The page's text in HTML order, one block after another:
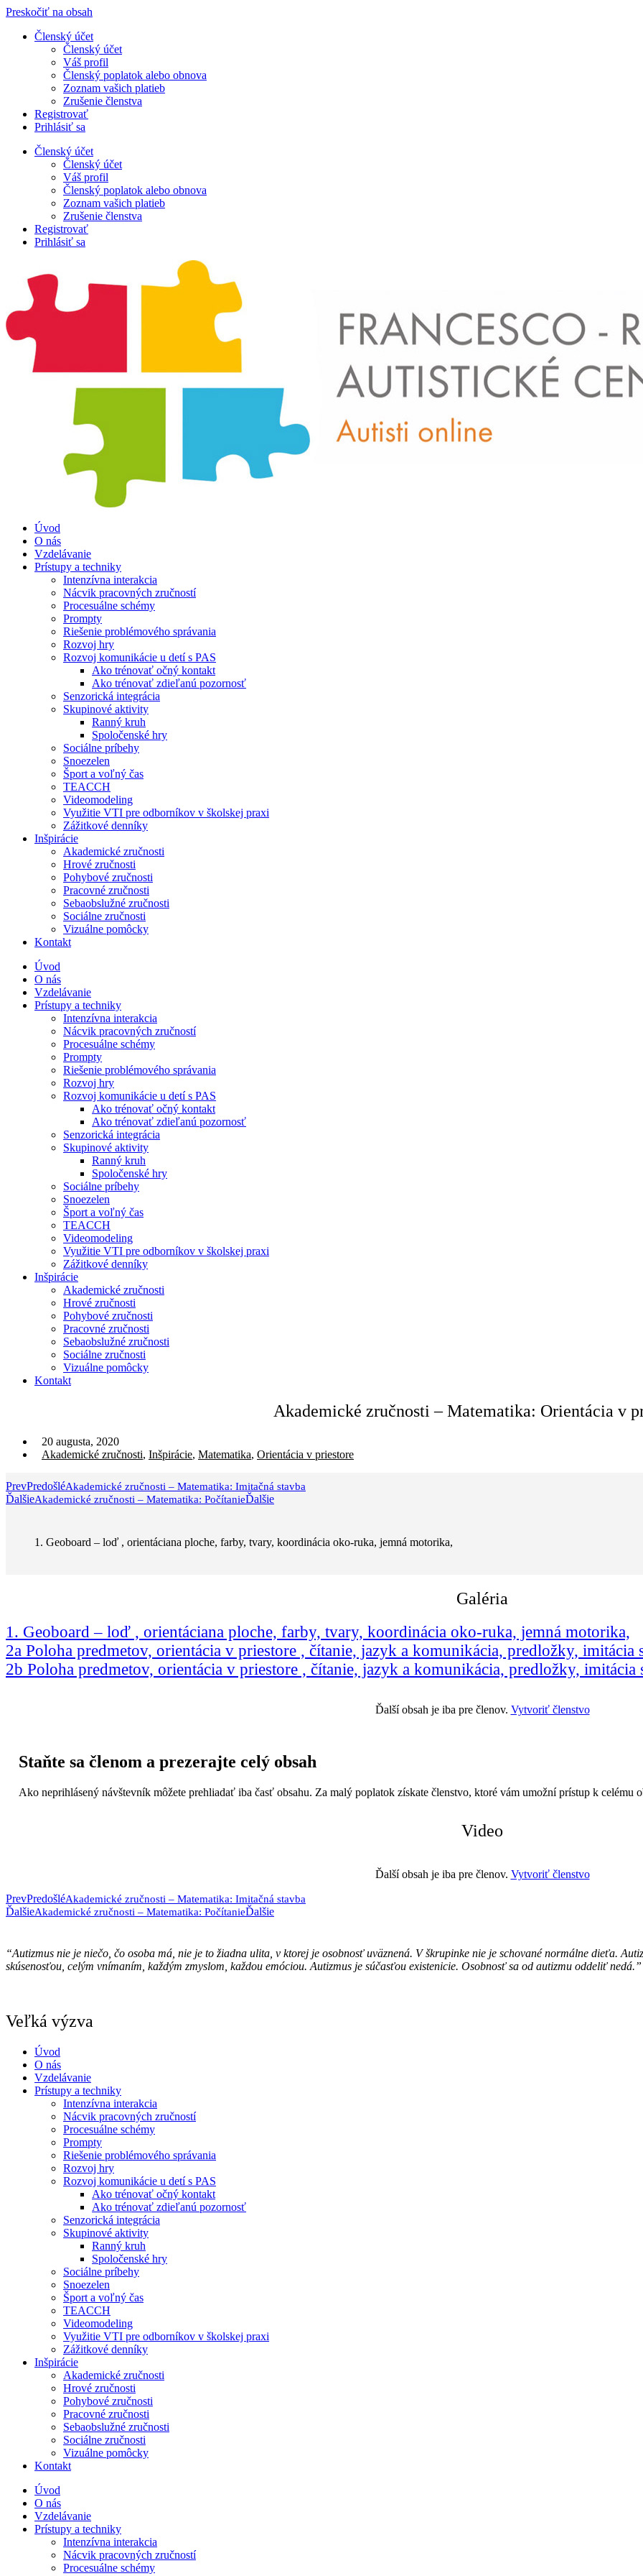
Preskočiť na obsah
Členský účet
Členský účet
Váš profil
Členský poplatok alebo obnova
Zoznam vašich platieb
Zrušenie členstva
Registrovať
Prihlásiť sa
Členský účet
Členský účet
Váš profil
Členský poplatok alebo obnova
Zoznam vašich platieb
Zrušenie členstva
Registrovať
Prihlásiť sa
Úvod
O nás
Vzdelávanie
Prístupy a techniky
Intenzívna interakcia
Nácvik pracovných zručností
Procesuálne schémy
Prompty
Riešenie problémového správania
Rozvoj hry
Rozvoj komunikácie u detí s PAS
Ako trénovať očný kontakt
Ako trénovať zdieľanú pozornosť
Senzorická integrácia
Skupinové aktivity
Ranný kruh
Spoločenské hry
Sociálne príbehy
Snoezelen
Šport a voľný čas
TEACCH
Videomodeling
Využitie VTI pre odborníkov v školskej praxi
Zážitkové denníky
Inšpirácie
Akademické zručnosti
Hrové zručnosti
Pohybové zručnosti
Pracovné zručnosti
Sebaobslužné zručnosti
Sociálne zručnosti
Vizuálne pomôcky
Kontakt
Úvod
O nás
Vzdelávanie
Prístupy a techniky
Intenzívna interakcia
Nácvik pracovných zručností
Procesuálne schémy
Prompty
Riešenie problémového správania
Rozvoj hry
Rozvoj komunikácie u detí s PAS
Ako trénovať očný kontakt
Ako trénovať zdieľanú pozornosť
Senzorická integrácia
Skupinové aktivity
Ranný kruh
Spoločenské hry
Sociálne príbehy
Snoezelen
Šport a voľný čas
TEACCH
Videomodeling
Využitie VTI pre odborníkov v školskej praxi
Zážitkové denníky
Inšpirácie
Akademické zručnosti
Hrové zručnosti
Pohybové zručnosti
Pracovné zručnosti
Sebaobslužné zručnosti
Sociálne zručnosti
Vizuálne pomôcky
Kontakt
Akademické zručnosti – Matematika: Orientácia v
20 augusta, 2020
Akademické zručnosti, Inšpirácie, Matematika, Orientácia v priestore
PrevPredošléAkademické zručnosti – Matematika: Imitačná stavba
ĎalšieAkademické zručnosti – Matematika: PočítanieĎalšie
1. Geoboard – loď , orientáciana ploche, farby, tvary, koordinácia oko-ruka, jemná motorika,
Galéria
1. Geoboard – loď , orientáciana ploche, farby, tvary, koordinácia oko-ruka, jemná motorika,
2a Poloha predmetov, orientácia v priestore , čítanie, jazyk a komunikácia, predložky, imitácia
2b Poloha predmetov, orientácia v priestore , čítanie, jazyk a komunikácia, predložky, imitácia
Ďalší obsah je iba pre členov. Vytvoriť členstvo
Staňte sa členom a prezerajte celý obsah
Ako neprihlásený návštevník môžete prehliadať iba časť obsahu. Za malý poplatok získate členstvo, ktoré vám umožní prístup k celému
Video
Ďalší obsah je iba pre členov. Vytvoriť členstvo
PrevPredošléAkademické zručnosti – Matematika: Imitačná stavba
ĎalšieAkademické zručnosti – Matematika: PočítanieĎalšie
“Autizmus nie je niečo, čo osoba má, nie je to žiadna ulita, v ktorej je osobnosť uväznená. V škrupinke nie je schované normálne dieťa.
skúsenosťou, celým vnímaním, každým zmyslom, každou emóciou. Autizmus je súčasťou existenicie. Osobnosť sa od autizmu oddeliť nedá.”
Veľká výzva
Úvod
O nás
Vzdelávanie
Prístupy a techniky
Intenzívna interakcia
Nácvik pracovných zručností
Procesuálne schémy
Prompty
Riešenie problémového správania
Rozvoj hry
Rozvoj komunikácie u detí s PAS
Ako trénovať očný kontakt
Ako trénovať zdieľanú pozornosť
Senzorická integrácia
Skupinové aktivity
Ranný kruh
Spoločenské hry
Sociálne príbehy
Snoezelen
Šport a voľný čas
TEACCH
Videomodeling
Využitie VTI pre odborníkov v školskej praxi
Zážitkové denníky
Inšpirácie
Akademické zručnosti
Hrové zručnosti
Pohybové zručnosti
Pracovné zručnosti
Sebaobslužné zručnosti
Sociálne zručnosti
Vizuálne pomôcky
Kontakt
Úvod
O nás
Vzdelávanie
Prístupy a techniky
Intenzívna interakcia
Nácvik pracovných zručností
Procesuálne schémy